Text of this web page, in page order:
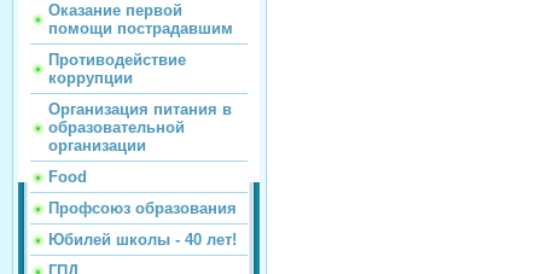
Оказание первой
помощи пострадавшим
Противодействие
коррупции
Организация питания в
образовательной
организации
Food
Профсоюз образования
Юбилей школы - 40 лет!